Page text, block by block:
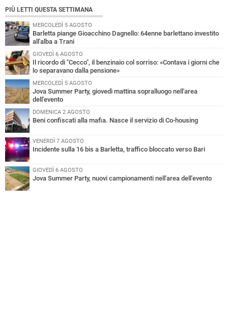
PIÙ LETTI QUESTA SETTIMANA
MERCOLEDÌ 5 AGOSTO
Barletta piange Gioacchino Dagnello: 64enne barlettano investito
all'alba a Trani
GIOVEDÌ 6 AGOSTO
Il ricordo di "Cecco", il benzinaio col sorriso: «Contava i giorni che
lo separavano dalla pensione»
MERCOLEDÌ 5 AGOSTO
Jova Summer Party, giovedì mattina sopralluogo nell'area
dell'evento
DOMENICA 2 AGOSTO
Beni confiscati alla mafia. Nasce il servizio di Co-housing
VENERDÌ 7 AGOSTO
Incidente sulla 16 bis a Barletta, traffico bloccato verso Bari
GIOVEDÌ 6 AGOSTO
Jova Summer Party, nuovi campionamenti nell'area dell'evento